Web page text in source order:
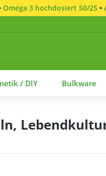
Omega 3 hochdosiert 50/25 •
/ DIY Bulkware